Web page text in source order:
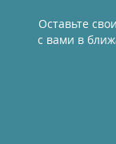
Оставьте
с вами в